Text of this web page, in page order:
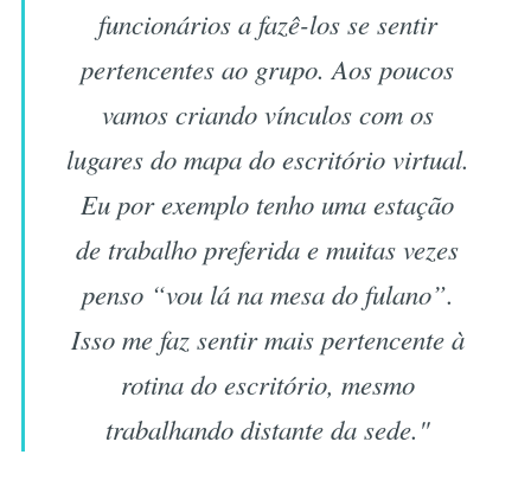
funcionários a fazê-los se sentir
pertencentes ao grupo. Aos poucos
vamos criando vínculos com os
lugares do mapa do escritório virtual.
Eu por exemplo tenho uma estação
de trabalho preferida e muitas vezes
penso “vou lá na mesa do fulano”.
Isso me faz sentir mais pertencente à
rotina do escritório, mesmo
trabalhando distante da sede."